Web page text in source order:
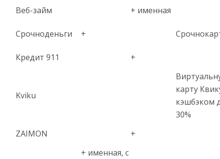
Веб-займ + именная
Срочноденьги +
Кредит 911 +
Kviku
карту
кэшбэком
30%
ZAIMON
+
+ именная, с